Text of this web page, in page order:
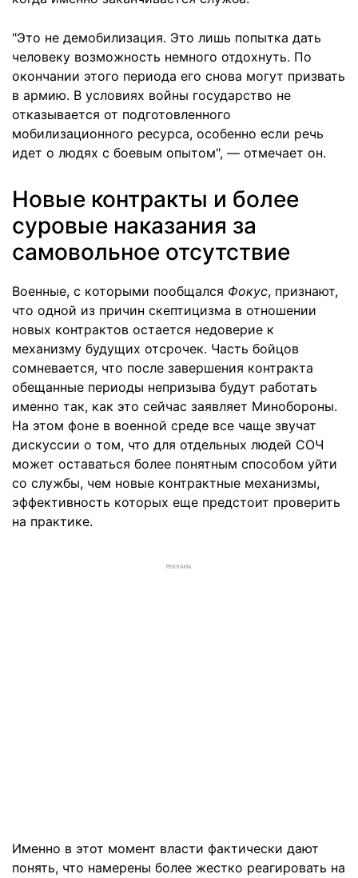
"Это не демобилизация. Это лишь попытка дать
человеку возможность немного отдохнуть. По
окончании этого периода его снова могут призвать
в армию. В условиях войны государство не
отказывается от подготовленного
мобилизационного ресурса, особенно если речь
идет о людях с боевым опытом", — отмечает он.
Новые контракты и более
суровые наказания за
самовольное отсутствие
Военные, с которыми пообщался Фокус, признают,
что одной из причин скептицизма в отношении
новых контрактов остается недоверие к
механизму будущих отсрочек. Часть бойцов
сомневается, что после завершения контракта
обещанные периоды непризыва будут работать
именно так, как это сейчас заявляет Минобороны.
На этом фоне в военной среде все чаще звучат
дискуссии о том, что для отдельных людей СОЧ
может оставаться более понятным способом уйти
со службы, чем новые контрактные механизмы,
эффективность которых еще предстоит проверить
на практике.
РЕКЛАМА
Именно в этот момент власти фактически дают
понять, что намерены более жестко реагировать на